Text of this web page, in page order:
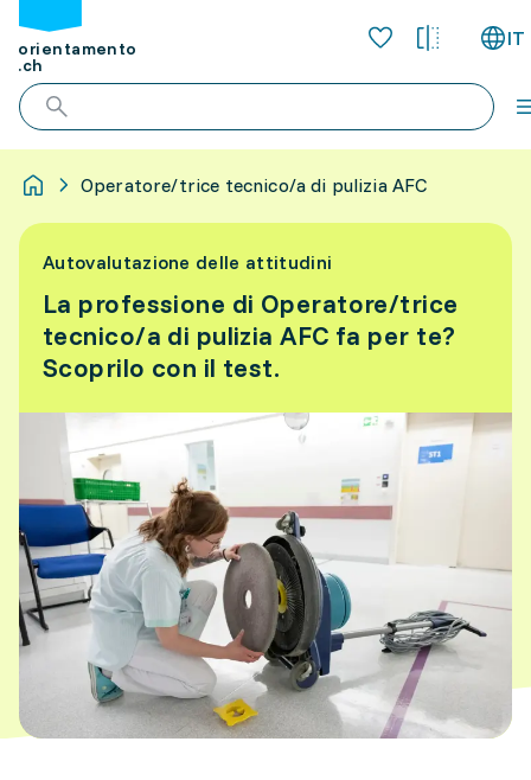
orientamento
.ch
IT
Operatore/trice tecnico/a di pulizia AFC
Autovalutazione delle attitudini
La professione di Operatore/trice
tecnico/a di pulizia AFC fa per te?
Scoprilo con il test.